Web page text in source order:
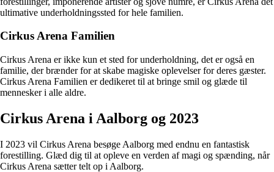
ultimative underholdningssted for hele familien.
Cirkus Arena Familien
Cirkus Arena er ikke kun et sted for underholdning, det er også en
familie, der brænder for at skabe magiske oplevelser for deres gæster.
Cirkus Arena Familien er dedikeret til at bringe smil og glæde til
mennesker i alle aldre.
Cirkus Arena i Aalborg og 2023
I 2023 vil Cirkus Arena besøge Aalborg med endnu en fantastisk
forestilling. Glæd dig til at opleve en verden af magi og spænding, når
Cirkus Arena sætter telt op i Aalborg.